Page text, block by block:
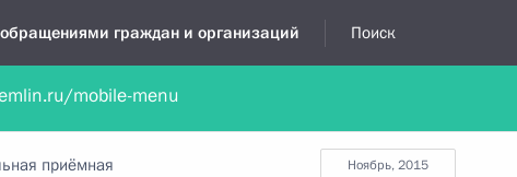
граждан и организаций Поиск
Обратиться в устной форме
ноябрь, 2015
приёмная
mobile-menu